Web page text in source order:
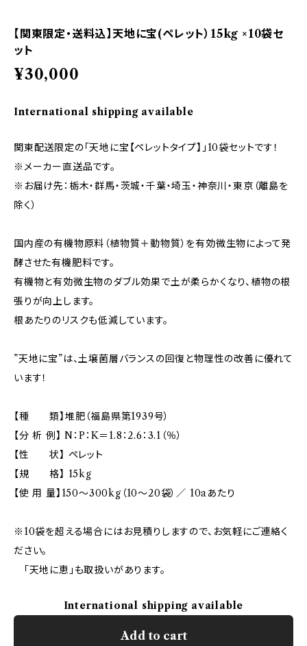
【関東限定・送料込】天地に宝(ペレット）15kg ×10袋セ
ット
¥30,000
International shipping available
関東配送限定の「天地に宝【ペレットタイプ】」10袋セットです！
※メーカー直送品です。
※お届け先：栃木・群馬・茨城・千葉・埼玉・神奈川・東京（離島を
除く）
国内産の有機物原料（植物質＋動物質）を有効微生物によって発
酵させた有機肥料です。
有機物と有効微生物のダブル効果で土が柔らかくなり、植物の根
張りが向上します。
根あたりのリスクも低減しています。
”天地に宝”は、土壌菌層バランスの回復と物理性の改善に優れて
います！
【種 類】堆肥（福島県第1939号）
【分 析 例】 N：P：K＝1.8：2.6：3.1（％）
【性 状】 ペレット
【規 格】 15kg
【使 用 量】150～300kg（10～20袋）／ 10aあたり
※10袋を超える場合にはお見積りしますので、お気軽にご連絡く
ださい。
「天地に恵」も取扱いがあります。
International shipping available
Add to cart